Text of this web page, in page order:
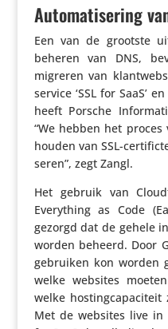
Automatisering
Een van de grootste
beheren van DNS,
migreren van
service ‘SSL for SaaS’
heeft Porsche
“We hebben het
houden van SSL-
seren”, zegt Zangl.
Het gebruik van
Every­thing as Code
gezorgd dat de gehele
worden beheerd. Door
gebruiken kon worden
welke websites
welke
Met de websites live in